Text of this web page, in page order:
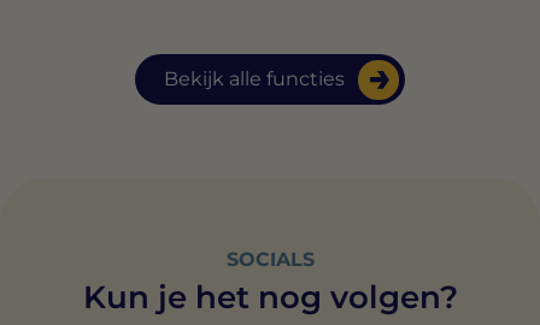
Bekijk alle functies
SOCIALS
Kun je het nog volgen?